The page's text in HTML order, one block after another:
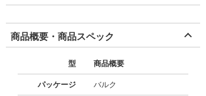
商品概要・商品スペック
型 商品概要
パッケージ バルク